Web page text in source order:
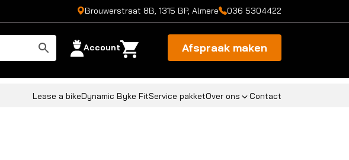
Brouwerstraat 8B, 1315 BP, Almere 036 5304422
Account Afspraak maken
Lease a bikeDynamic Byke FitService pakketOver ons Contact